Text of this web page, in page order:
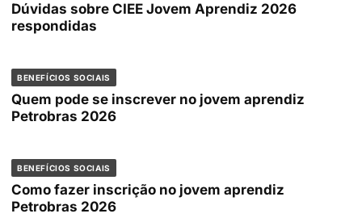
Dúvidas sobre CIEE Jovem Aprendiz 2026
respondidas
BENEFÍCIOS SOCIAIS
Quem pode se inscrever no jovem aprendiz
Petrobras 2026
BENEFÍCIOS SOCIAIS
Como fazer inscrição no jovem aprendiz
Petrobras 2026